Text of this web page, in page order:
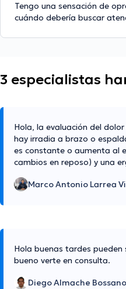
Tengo una sensación de
cuándo debería buscar
3 especialistas
Hola, la evaluación del
hay irradia a brazo o
es constante o aumenta al
cambios en reposo) y una
Marco Antonio Larrea
Hola buenas tardes
bueno verte en consulta.
Diego Almache Bossano